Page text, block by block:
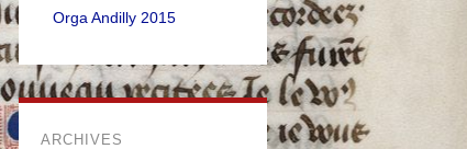
Orga Andilly 2015
ARCHIVES